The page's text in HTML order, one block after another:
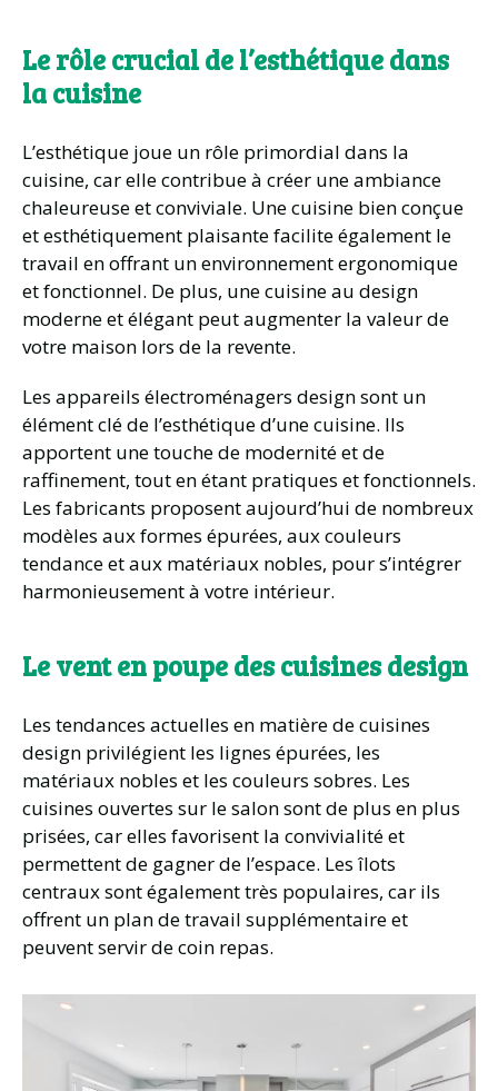
Le rôle crucial de l’esthétique dans
la cuisine
L’esthétique joue un rôle primordial dans la
cuisine, car elle contribue à créer une ambiance
chaleureuse et conviviale. Une cuisine bien conçue
et esthétiquement plaisante facilite également le
travail en offrant un environnement ergonomique
et fonctionnel. De plus, une cuisine au design
moderne et élégant peut augmenter la valeur de
votre maison lors de la revente.
Les appareils électroménagers design sont un
élément clé de l’esthétique d’une cuisine. Ils
apportent une touche de modernité et de
raffinement, tout en étant pratiques et fonctionnels.
Les fabricants proposent aujourd’hui de nombreux
modèles aux formes épurées, aux couleurs
tendance et aux matériaux nobles, pour s’intégrer
harmonieusement à votre intérieur.
Le vent en poupe des cuisines design
Les tendances actuelles en matière de cuisines
design privilégient les lignes épurées, les
matériaux nobles et les couleurs sobres. Les
cuisines ouvertes sur le salon sont de plus en plus
prisées, car elles favorisent la convivialité et
permettent de gagner de l’espace. Les îlots
centraux sont également très populaires, car ils
offrent un plan de travail supplémentaire et
peuvent servir de coin repas.